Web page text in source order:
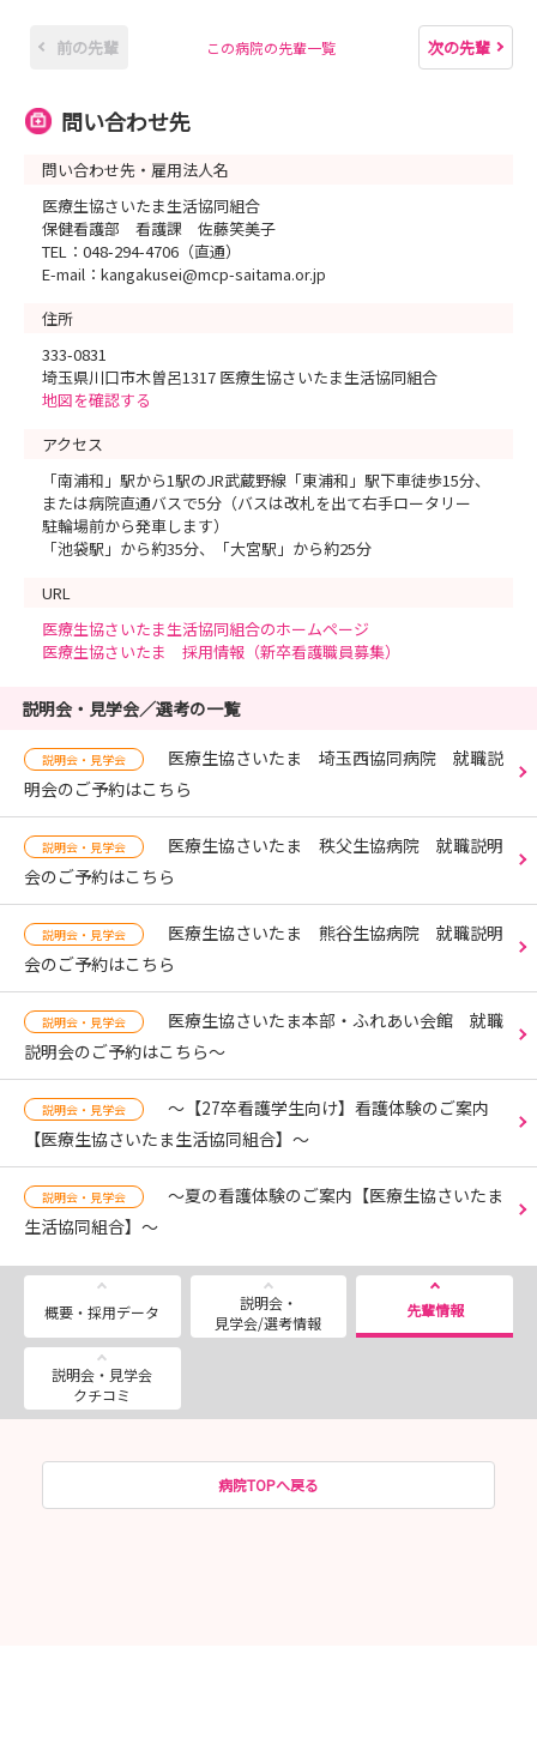
前の先輩 この病院の先輩一覧 次の先輩
問い合わせ先
問い合わせ先・雇用法人名
医療生協さいたま生活協同組合
保健看護部 看護課 佐藤笑美子
TEL：048-294-4706（直通）
E-mail：kangakusei@mcp-saitama.or.jp
住所
333-0831
埼玉県川口市木曽呂1317 医療生協さいたま生活協同組合
地図を確認する
アクセス
「南浦和」駅から1駅のJR武蔵野線「東浦和」駅下車徒歩15分、
または病院直通バスで5分（バスは改札を出て右手ロータリー
駐輪場前から発車します）
「池袋駅」から約35分、「大宮駅」から約25分
URL
医療生協さいたま生活協同組合のホームページ
医療生協さいたま 採用情報（新卒看護職員募集）
説明会・見学会／選考の一覧
説明会・見学会
医療生協さいたま 埼玉西協同病院 就職説
明会のご予約はこちら
説明会・見学会
医療生協さいたま 秩父生協病院 就職説明
会のご予約はこちら
説明会・見学会
医療生協さいたま 熊谷生協病院 就職説明
会のご予約はこちら
説明会・見学会
医療生協さいたま本部・ふれあい会館 就職
説明会のご予約はこちら～
説明会・見学会
～【27卒看護学生向け】看護体験のご案内
【医療生協さいたま生活協同組合】～
説明会・見学会
～夏の看護体験のご案内【医療生協さいたま
生活協同組合】～
概要・採用データ
説明会・
見学会/選考情報
先輩情報
説明会・見学会
クチコミ
病院TOPへ戻る